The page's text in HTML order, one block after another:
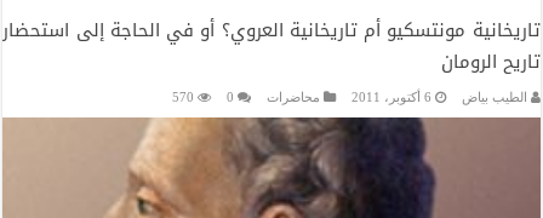
تاريخانية مونتسكيو أم تاريخانية العروي؟ أو في الحاجة إلى استحضار
تاريح الرومان
الطيب بياض 6 أكتوبر، 2011 محاضرات 0
570